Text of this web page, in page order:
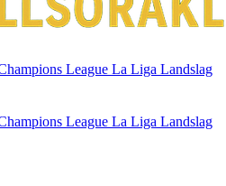
League La Liga Landslag
League La Liga Landslag